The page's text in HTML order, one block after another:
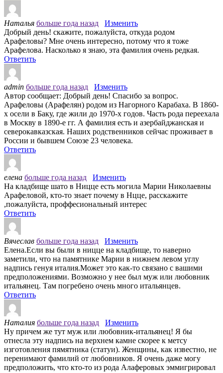
Наталья больше года назад
Изменить
Добрый день! скажите, пожалуйста, откуда родом
Арафеловы? Мне очень интересно, потому что я тоже
Арафелова. Насколько я знаю, эта фамилия очень редкая.
Ответить
admin больше года назад
Изменить
Автор сообщает: Добрый день! Спасибо за вопрос.
Арафеловы (Арафелян) родом из Нагорного Карабаха. В 1860-
х осели в Баку, где жили до 1970-х годов. Часть рода переехала
в Москву в 1890-е гг. А фамилия есть и азербайджанская и
северокавказская. Наших родственников сейчас проживает в
России и бывшем Союзе 23 человека.
Ответить
елена больше года назад
Изменить
На кладбище шато в Ницце есть могила Марии Николаевны
Арафеловой, кто-то знает почему в Нцце, расскажите
,пожалуйста, проффесиональный интерес
Ответить
Вячеслав больше года назад
Изменить
Елена.Если вы были в ницце на кладбище, то наверно
заметили, что на памятнике Марии в нижнем левом углу
надпись генуя италия.Может это как-то связано с вашими
предположениями. Возможно у нее был муж или любовник
итальянец. Там погребено очень много итальянцев.
Ответить
Наталия больше года назад
Изменить
Ну причем же тут муж или любовник-итальянец! Я бы
отнесла эту надпись на верхнем камне скорее к метсу
изготовления пямятника (статуи). Женщины, как известно, не
перенимают фамилий от любовников. Я очень даже могу
предположить, что кто-то из рода Алаферовых эммигрировал